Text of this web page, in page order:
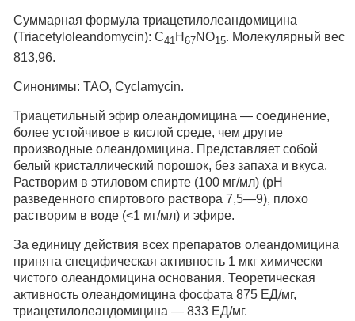
Суммарная формула триацетилолеандомицина
(Triacetyloleandomycin): C41H67NO15. Молекулярный вес
813,96.
Синонимы: ТАО, Cyclamycin.
Триацетильный эфир олеандомицина — соединение,
более устойчивое в кислой среде, чем другие
производные олеандомицина. Представляет собой
белый кристаллический порошок, без запаха и вкуса.
Растворим в этиловом спирте (100 мг/мл) (рН
разведенного спиртового раствора 7,5—9), плохо
растворим в воде (<1 мг/мл) и эфире.
За единицу действия всех препаратов олеандомицина
принята специфическая активность 1 мкг химически
чистого олеандомицина основания. Теоретическая
активность олеандомицина фосфата 875 ЕД/мг,
триацетилолеандомицина — 833 ЕД/мг.